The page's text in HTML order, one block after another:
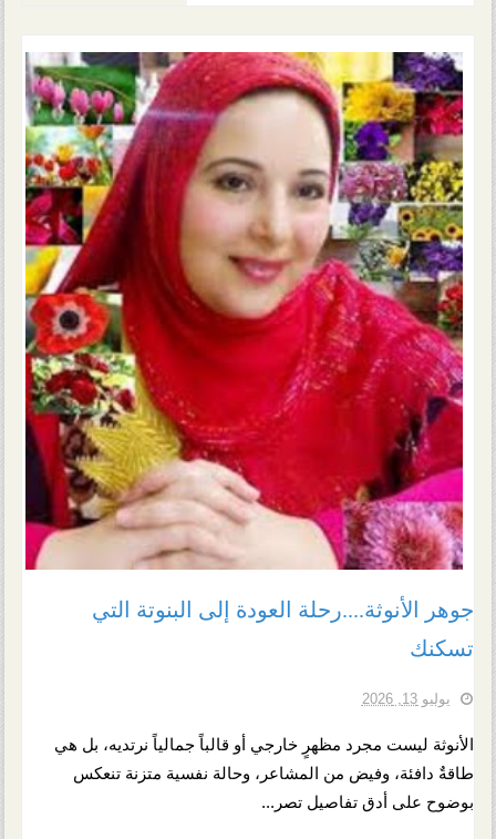
جوهر الأنوثة....رحلة العودة إلى البنوتة التي
تسكنك
يوليو 13, 2026
الأنوثة ليست مجرد مظهرٍ خارجي أو قالباً جمالياً نرتديه، بل هي
طاقةٌ دافئة، وفيض من المشاعر، وحالة نفسية متزنة تنعكس
بوضوح على أدق تفاصيل تصر...